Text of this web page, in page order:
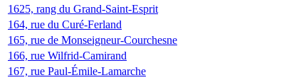
1625, rang du Grand-Saint-Esprit
164, rue du Curé-Ferland
165, rue de Monseigneur-Courchesne
166, rue Wilfrid-Camirand
167, rue Paul-Émile-Lamarche